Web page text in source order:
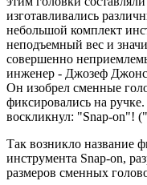
изготавливались
небольшой комплект
неподъемный вес и
совершенно
инженер - Джозеф
Он изобрел сменные
фиксировались на
воскликнул: "Snap-on"!
Так возникло название
инструмента Snap-on,
размеров сменных